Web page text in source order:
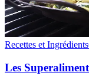
Recettes et Ingrédients
Les